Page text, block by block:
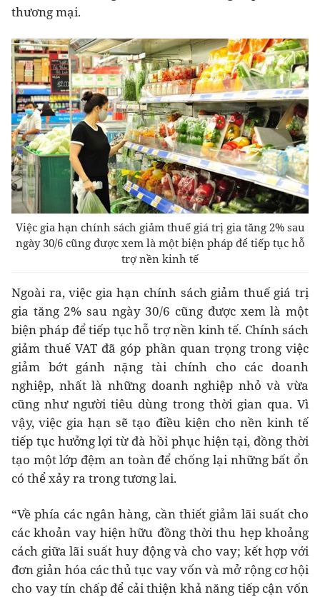
thương mại.
Việc gia hạn chính sách giảm thuế giá trị gia tăng 2% sau
ngày 30/6 cũng được xem là một biện pháp để tiếp tục hỗ
trợ nền kinh tế
Ngoài ra, việc gia hạn chính sách giảm thuế giá trị
gia tăng 2% sau ngày 30/6 cũng được xem là một
biện pháp để tiếp tục hỗ trợ nền kinh tế. Chính sách
giảm thuế VAT đã góp phần quan trọng trong việc
giảm bớt gánh nặng tài chính cho các doanh
nghiệp, nhất là những doanh nghiệp nhỏ và vừa
cũng như người tiêu dùng trong thời gian qua. Vì
vậy, việc gia hạn sẽ tạo điều kiện cho nền kinh tế
tiếp tục hưởng lợi từ đà hồi phục hiện tại, đồng thời
tạo một lớp đệm an toàn để chống lại những bất ổn
có thể xảy ra trong tương lai.
“Về phía các ngân hàng, cần thiết giảm lãi suất cho
các khoản vay hiện hữu đồng thời thu hẹp khoảng
cách giữa lãi suất huy động và cho vay; kết hợp với
đơn giản hóa các thủ tục vay vốn và mở rộng cơ hội
cho vay tín chấp để cải thiện khả năng tiếp cận vốn